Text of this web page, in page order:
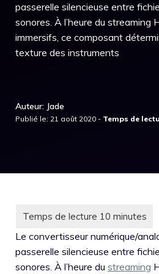
passerelle silencieuse entre
sonores. À l’heure du streaming
immersifs, ce composant
texture des instruments
Auteur: Jade
Publié le: 21 août 2020 -
Le convertisseur numérique/
passerelle silencieuse entre
sonores. À l’heure du streaming